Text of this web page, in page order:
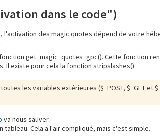
dans le code")
l'activation des magic quotes dépend de votre
get_magic_quotes_gpc(). Cette fonction
Il existe pour cela la fonction stripslashes().
les variables extérieures ($_POST, $_GET et
va nous sauver.
Cela a l'air compliqué, mais c'est simple.